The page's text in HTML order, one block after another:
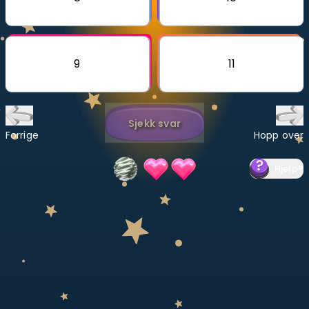
Bestill privatundervisning
Velg læreplan
Logg inn
9 11
Forrige
Sjekk svar
Hopp over
?